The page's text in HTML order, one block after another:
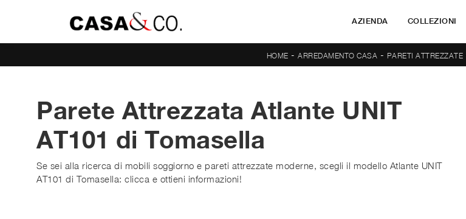
AZIENDA COLLEZIONI
HOME - ARREDAMENTO CASA - PARETI ATTREZZATE
Parete Attrezzata Atlante UNIT
AT101 di Tomasella
Se sei alla ricerca di mobili soggiorno e pareti attrezzate moderne, scegli il modello Atlante UNIT
AT101 di Tomasella: clicca e ottieni informazioni!